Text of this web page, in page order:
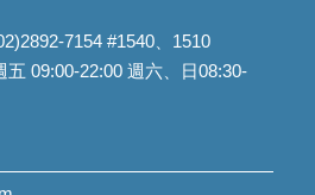
7154 #1540、1510
五 09:00-22:00 週六、日08:30-